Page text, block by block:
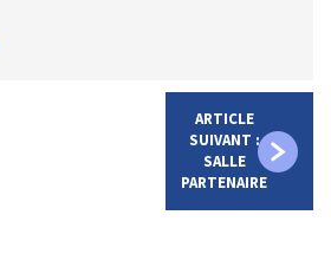
ARTICLE
SUIVANT :
SALLE
PARTENAIRE